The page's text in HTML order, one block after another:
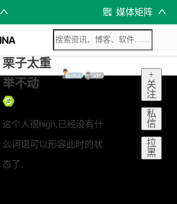
媒体矩阵
栗子太重
举不动
这个人很high,已经没有什
么词语可以形容此时的状
态了.
+
关
注
私
信
拉
黑